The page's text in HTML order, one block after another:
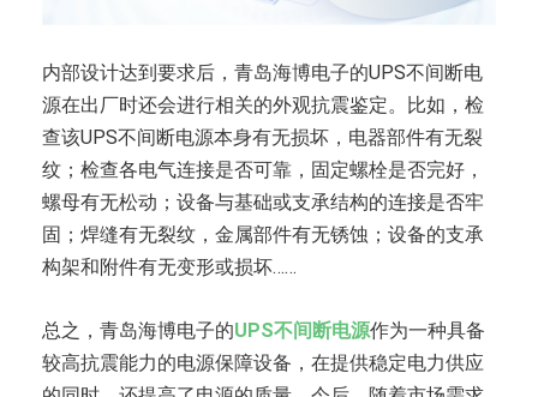
内部设计达到要求后，青岛海博电子的UPS不间断电
源在出厂时还会进行相关的外观抗震鉴定。比如，检
查该UPS不间断电源本身有无损坏，电器部件有无裂
纹；检查各电气连接是否可靠，固定螺栓是否完好，
螺母有无松动；设备与基础或支承结构的连接是否牢
固；焊缝有无裂纹，金属部件有无锈蚀；设备的支承
构架和附件有无变形或损坏……
总之，青岛海博电子的UPS不间断电源作为一种具备
较高抗震能力的电源保障设备，在提供稳定电力供应